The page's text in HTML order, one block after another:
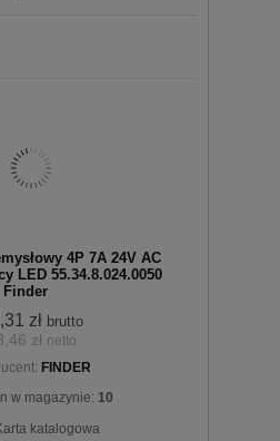
4P 7A 24V AC
LED 55.34.8.024.0050
Finder
zł brutto
zł netto
FINDER
w magazynie: 10
katalogowa